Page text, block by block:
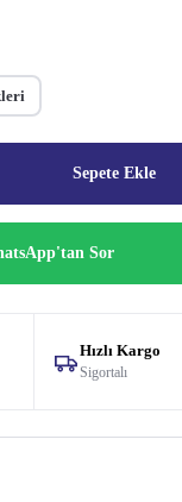
Sepete Ekle
Sor
Hızlı Kargo
Sigortalı